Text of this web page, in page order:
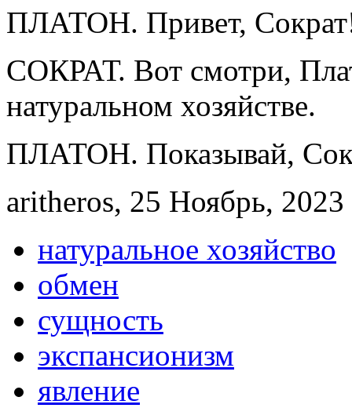
ПЛАТОН. Привет,
СОКРАТ. Вот смотри,
натуральном хозяйстве.
ПЛАТОН. Показывай,
aritheros, 25 Ноябрь,
натуральное хозяйство
обмен
сущность
экспансионизм
явление